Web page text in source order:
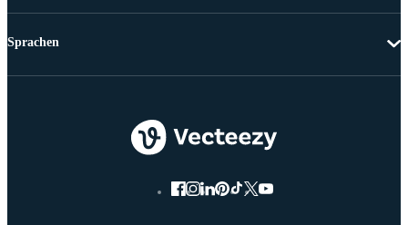
Sprachen